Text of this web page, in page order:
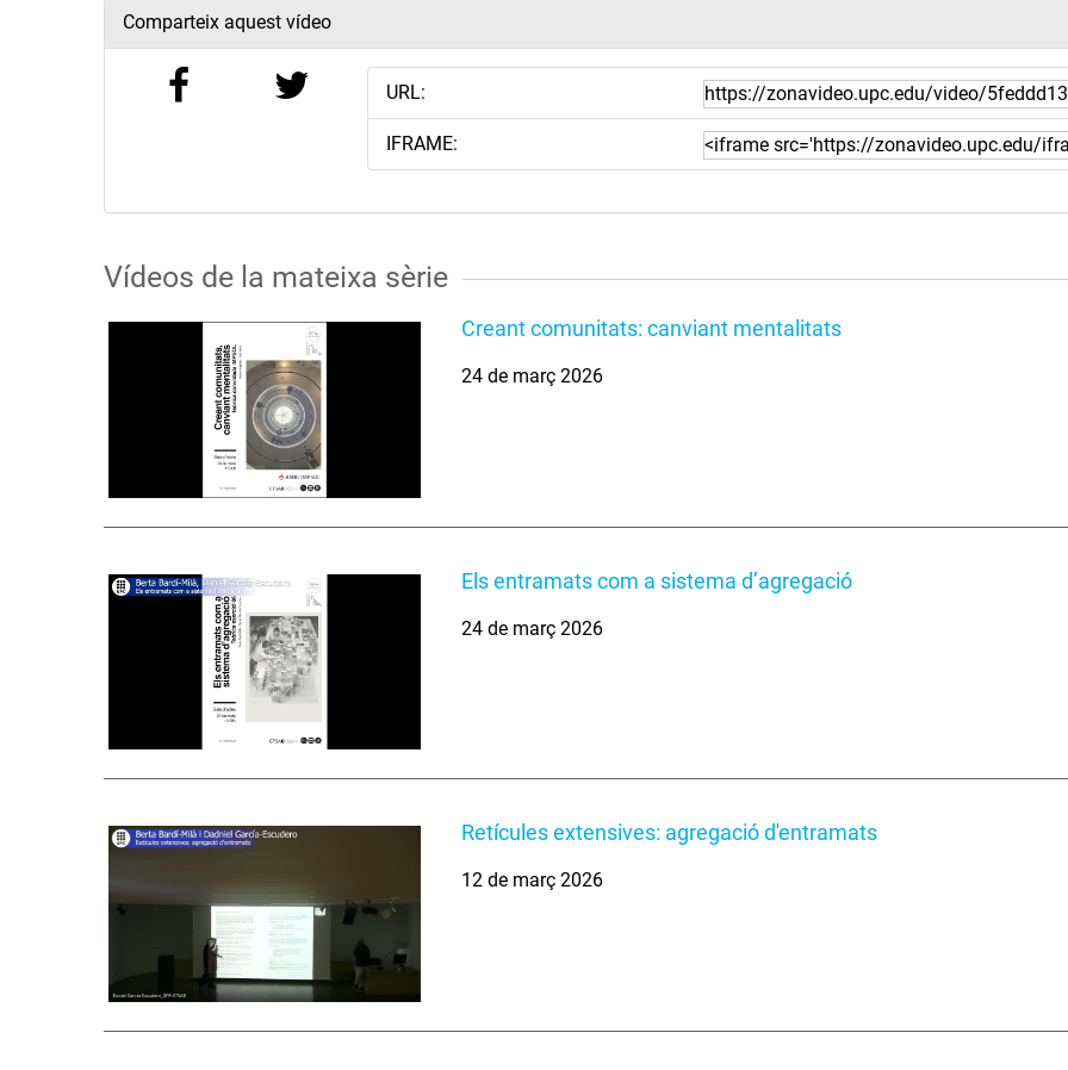
Comparteix aquest vídeo
URL:
IFRAME:
Vídeos de la mateixa sèrie
Creant comunitats: canviant mentalitats
24 de març 2026
Els entramats com a sistema d’agregació
24 de març 2026
Retícules extensives: agregació d'entramats
12 de març 2026